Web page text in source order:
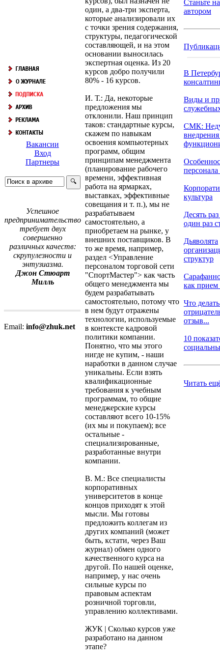
Вакансии
Вход
Партнеры
Успешное
предпринимательство
требует двух
совершенно
различных качеств:
скрупулезности и
энтузиазма.
Джон Стюарт
Милль
Email: info@zhuk.net
один, а два-три эксперта,
которые анализировали их
с точки зрения содержания,
структуры, педагогической
составляющей, и на этом
основании выносилась
экспертная оценка. Из 20
курсов добро получили
80% - 16 курсов.
И. Т.: Да, некоторые
предложения мы
отклонили. Наш принцип
таков: стандартные курсы,
скажем по навыкам
освоения компьютерных
программ, общим
принципам менеджмента
(планирование рабочего
времени, эффективная
работа на ярмарках,
выставках, эффективные
совещания и т. п.), мы не
разрабатываем
самостоятельно, а
приобретаем на рынке, у
внешних поставщиков. В
то же время, например,
раздел <Управление
персоналом торговой сети
"СпортМастер"> как часть
общего менеджмента мы
будем разрабатывать
самостоятельно, потому что
в нем будут отражены
технологии, используемые
в контексте кадровой
политики компании.
Понятно, что мы этого
нигде не купим, - наши
наработки в данном случае
уникальны. Если взять
квалификационные
требования к учебным
программам, то общие
менеджерские курсы
составляют всего 10-15%
(их мы и покупаем); все
остальные -
специализированные,
разработанные внутри
компании.
В. М.: Все специалисты
корпоративных
университетов в конце
концов приходят к этой
мысли. Мы готовы
предложить коллегам из
других компаний (может
быть, кстати, через Ваш
журнал) обмен одного
качественного курса на
другой. По нашей оценке,
например, у нас очень
сильные курсы по
правовым аспектам
розничной торговли,
управлению коллективами.
ЖУК | Сколько курсов уже
разработано на данном
этапе?
Станьте
автором
В
Виды и
СМК:
персонала
культура
Десять
один раз
Дьяволята
структур
как прием
Что
отзыв...
10
Читать